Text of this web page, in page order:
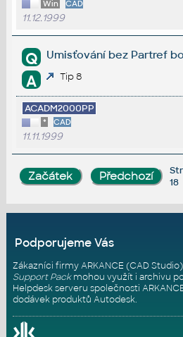
Win CAD
11.12.1999
Q Umisťování bez Partref
A Tip 8
ACADM2000PP
* CAD
11.11.1999
18
Podporujeme Vás
Zákazníci firmy ARKANCE (CAD
Support Packmohou využít i archivu
Helpdesk serveru společnosti
dodávek produktů Autodesk.